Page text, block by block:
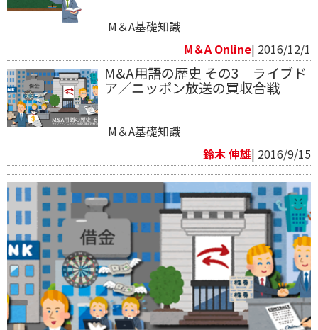
M＆A基礎知識
M＆A Online| 2016/12/1
M&A用語の歴史 その3 ライブド
ア／ニッポン放送の買収合戦
M＆A基礎知識
鈴木 伸雄| 2016/9/15